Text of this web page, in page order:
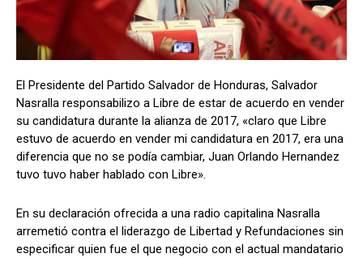
Comparta
Facebook X WhatsApp
Síganos
Comparta
Facebook X WhatsApp
Síganos
El Presidente del Partido Salvador de Honduras, Salvador
Nasralla responsabilizo a Libre de estar de acuerdo en vender
su candidatura durante la alianza de 2017, «claro que Libre
estuvo de acuerdo en vender mi candidatura en 2017, era una
diferencia que no se podía cambiar, Juan Orlando Hernandez
tuvo tuvo haber hablado con Libre».
En su declaración ofrecida a una radio capitalina Nasralla
arremetió contra el liderazgo de Libertad y Refundaciones sin
especificar quien fue el que negocio con el actual mandatario